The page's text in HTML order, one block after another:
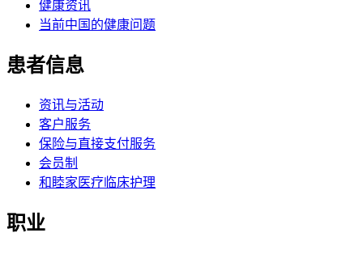
健康资讯
当前中国的健康问题
患者信息
资讯与活动
客户服务
保险与直接支付服务
会员制
和睦家医疗临床护理
职业